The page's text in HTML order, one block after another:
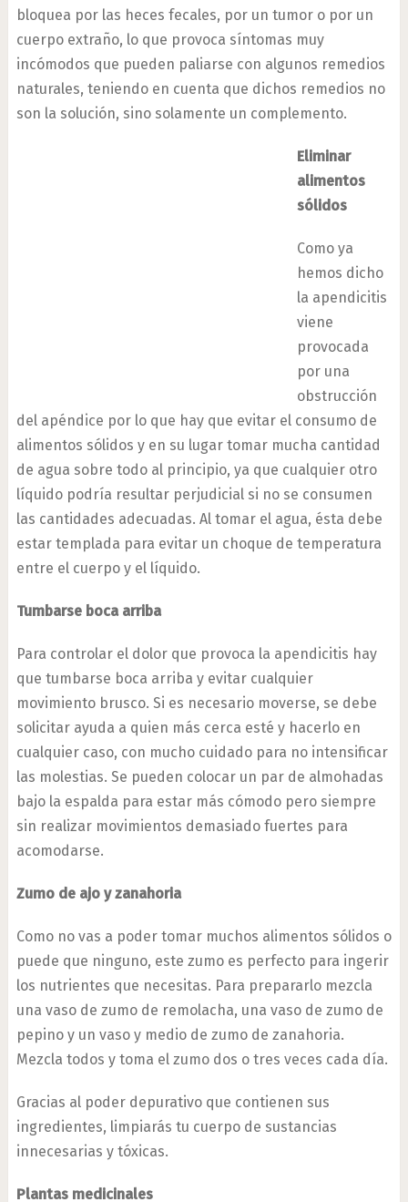
bloquea por las heces fecales, por un tumor o por un
cuerpo extraño, lo que provoca síntomas muy
incómodos que pueden paliarse con algunos remedios
naturales, teniendo en cuenta que dichos remedios no
son la solución, sino solamente un complemento.
Eliminar
alimentos
sólidos
Como ya
hemos dicho
la apendicitis
viene
provocada
por una
obstrucción
del apéndice por lo que hay que evitar el consumo de
alimentos sólidos y en su lugar tomar mucha cantidad
de agua sobre todo al principio, ya que cualquier otro
líquido podría resultar perjudicial si no se consumen
las cantidades adecuadas. Al tomar el agua, ésta debe
estar templada para evitar un choque de temperatura
entre el cuerpo y el líquido.
Tumbarse boca arriba
Para controlar el dolor que provoca la apendicitis hay
que tumbarse boca arriba y evitar cualquier
movimiento brusco. Si es necesario moverse, se debe
solicitar ayuda a quien más cerca esté y hacerlo en
cualquier caso, con mucho cuidado para no intensificar
las molestias. Se pueden colocar un par de almohadas
bajo la espalda para estar más cómodo pero siempre
sin realizar movimientos demasiado fuertes para
acomodarse.
Zumo de ajo y zanahoria
Como no vas a poder tomar muchos alimentos sólidos o
puede que ninguno, este zumo es perfecto para ingerir
los nutrientes que necesitas. Para prepararlo mezcla
una vaso de zumo de remolacha, una vaso de zumo de
pepino y un vaso y medio de zumo de zanahoria.
Mezcla todos y toma el zumo dos o tres veces cada día.
Gracias al poder depurativo que contienen sus
ingredientes, limpiarás tu cuerpo de sustancias
innecesarias y tóxicas.
Plantas medicinales